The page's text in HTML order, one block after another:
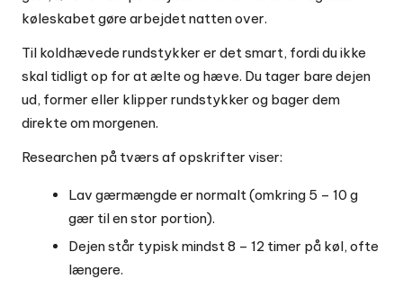
køleskabet gøre arbejdet natten over.
Til koldhævede rundstykker er det smart, fordi du ikke
skal tidligt op for at ælte og hæve. Du tager bare dejen
ud, former eller klipper rundstykker og bager dem
direkte om morgenen.
Researchen på tværs af opskrifter viser:
Lav gærmængde er normalt (omkring 5 – 10 g
gær til en stor portion).
Dejen står typisk mindst 8 – 12 timer på køl, ofte
længere.